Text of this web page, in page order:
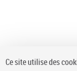
Ce site utilise des